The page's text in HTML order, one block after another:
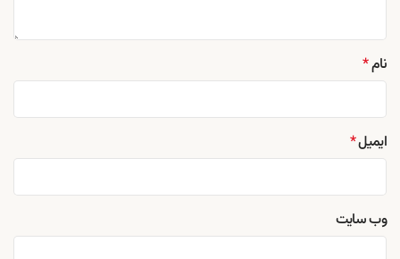
نام*
ایمیل*
وب‌ سایت